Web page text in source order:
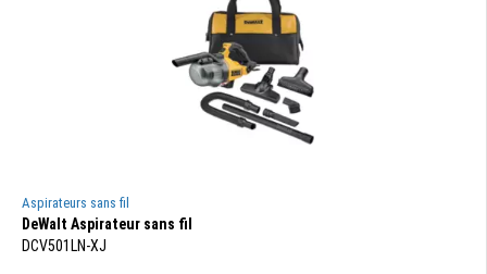
Aspirateurs sans fil
DeWalt Aspirateur sans fil
DCV501LN-XJ